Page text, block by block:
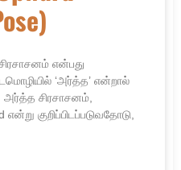
என்பது
‘அர்த்த’ என்றால்
அர்த்த சிரசாசனம்,
குறிப்பிடப்படுவதோடு,